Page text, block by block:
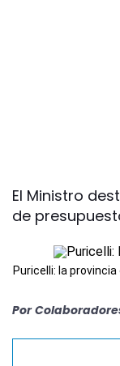
El Ministro
de
Puricelli: la
Por